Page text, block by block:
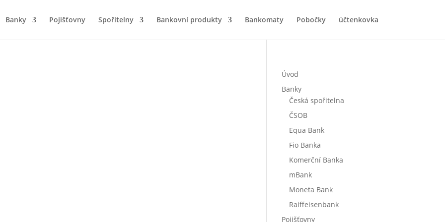
Banky Pojišťovny Spořitelny Bankovní produkty Bankomaty Pobočky účtenkovka
Úvod
Banky
Česká spořitelna
ČSOB
Equa Bank
Fio Banka
Komerční Banka
mBank
Moneta Bank
Raiffeisenbank
Pojišťovny